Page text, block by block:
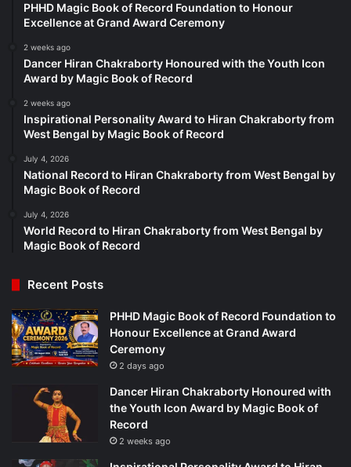
PHHD Magic Book of Record Foundation to Honour
Excellence at Grand Award Ceremony
2 weeks ago
Dancer Hiran Chakraborty Honoured with the Youth Icon
Award by Magic Book of Record
2 weeks ago
Inspirational Personality Award to Hiran Chakraborty from
West Bengal by Magic Book of Record
July 4, 2026
National Record to Hiran Chakraborty from West Bengal by
Magic Book of Record
July 4, 2026
World Record to Hiran Chakraborty from West Bengal by
Magic Book of Record
Recent Posts
PHHD Magic Book of Record Foundation to
Honour Excellence at Grand Award
Ceremony
2 days ago
Dancer Hiran Chakraborty Honoured with
the Youth Icon Award by Magic Book of
Record
2 weeks ago